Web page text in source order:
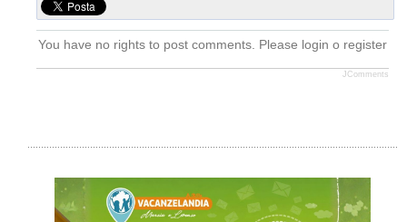
You have no rights to post comments. Please login o register
JComments